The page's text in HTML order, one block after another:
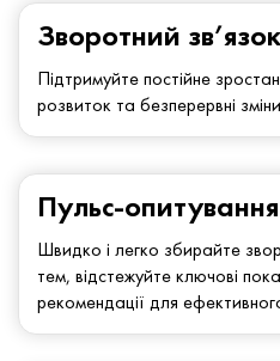
Зворотний
Підтримуйте постійне
розвиток та безперервні
Пульс-опитування
Швидко і легко збирайте
тем, відстежуйте ключові
рекомендації для